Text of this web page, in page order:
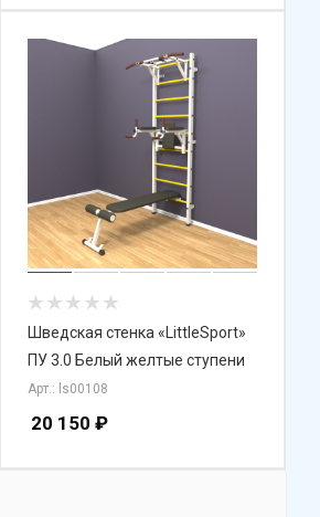
Шведская стенка «LittleSport»
ПУ 3.0 Белый желтые ступени
Арт.: ls00108
20 150 ₽